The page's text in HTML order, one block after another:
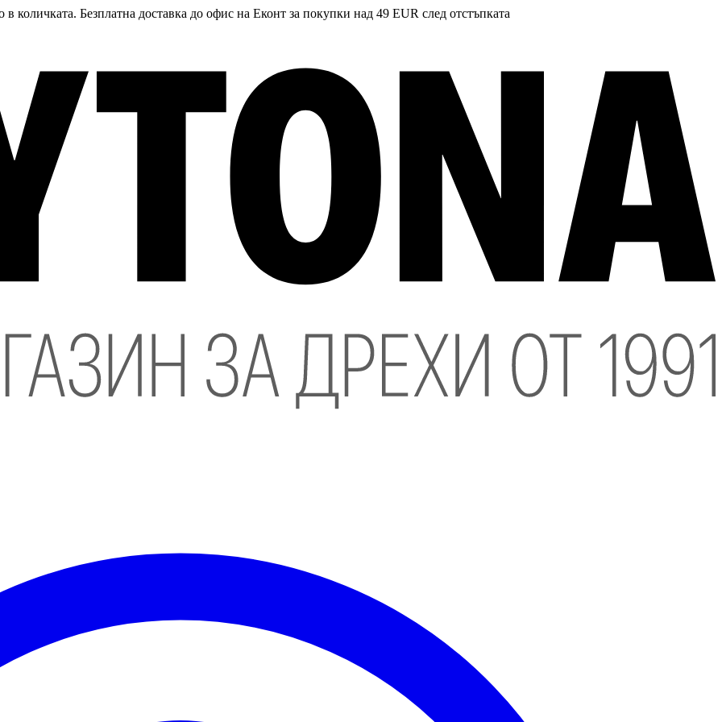
количката. Безплатна доставка до офис на Еконт за покупки над 49 EUR след отстъпката